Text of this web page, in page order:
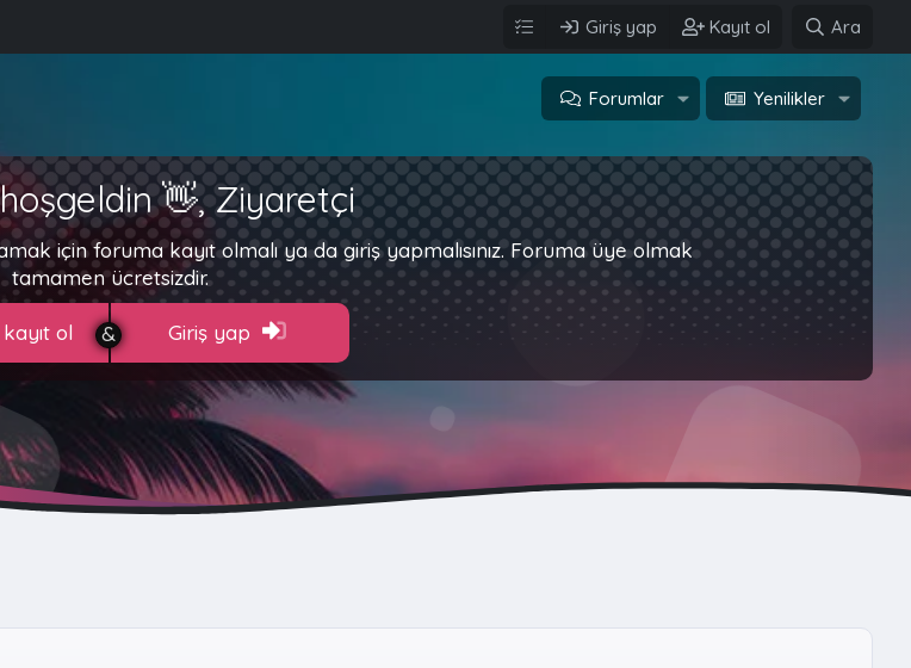
Giriş yap Kayıt ol Ara
Forumlar Yenilikler
👋, Ziyaretçi
için foruma kayıt olmalı ya da giriş yapmalısınız. Foruma üye olmak
tamamen ücretsizdir.
ol Giriş yap